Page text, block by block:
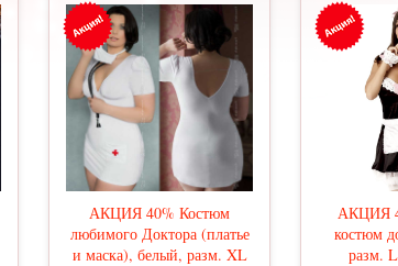
АКЦИЯ 40% Костюм
любимого Доктора (платье
и маска), белый, разм. XL
АКЦИЯ
костюм
разм.